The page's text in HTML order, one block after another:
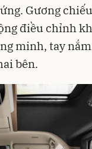
Gương
điều chỉnh
minh, tay
bên.